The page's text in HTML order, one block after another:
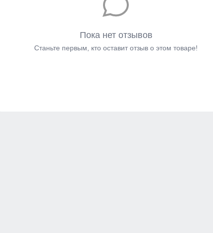
Пока нет отзывов
Станьте первым, кто оставит отзыв о этом товаре!